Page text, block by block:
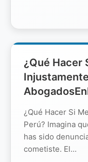
¿Qué Hacer
Injustamente
¿Qué Hacer Si
Perú? Imagina
has sido
cometiste. El...